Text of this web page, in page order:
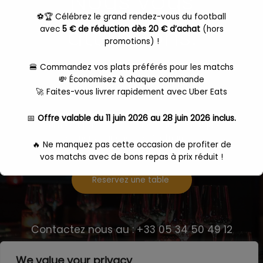
attendons.
Venez passez un moment hors du commun à un prix
qui ne dit pas son nom, des plats , Asiatique,
Reservez une table
Contactez nous au : +33 05 34 50 49 12
⚽🏆 Célébrez le grand rendez-vous du football
avec 5 € de réduction dès 20 € d’achat(hors
promotions) !
🍔 Commandez vos plats préférés pour les matchs
💸 Économisez à chaque commande
🚀 Faites-vous livrer rapidement avec Uber Eats
📅 Offre valable du 11 juin 2026 au 28 juin 2026 inclus.
🔥 Ne manquez pas cette occasion de profiter de
vos matchs avec de bons repas à prix réduit !
👉
Dépêchez-vous, l'offre expire le 28 juin 2026 à
23h59 !
Commandeici
Ceci fermera dans